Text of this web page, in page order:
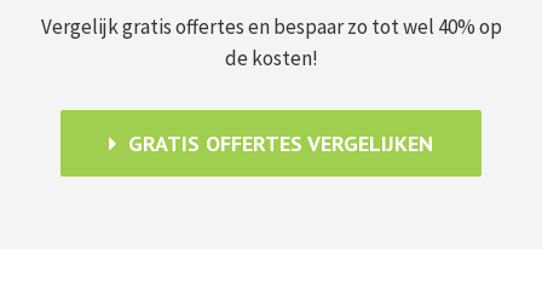
Vergelijk gratis offertes en bespaar zo tot wel 40% op
de kosten!
GRATIS OFFERTES VERGELIJKEN